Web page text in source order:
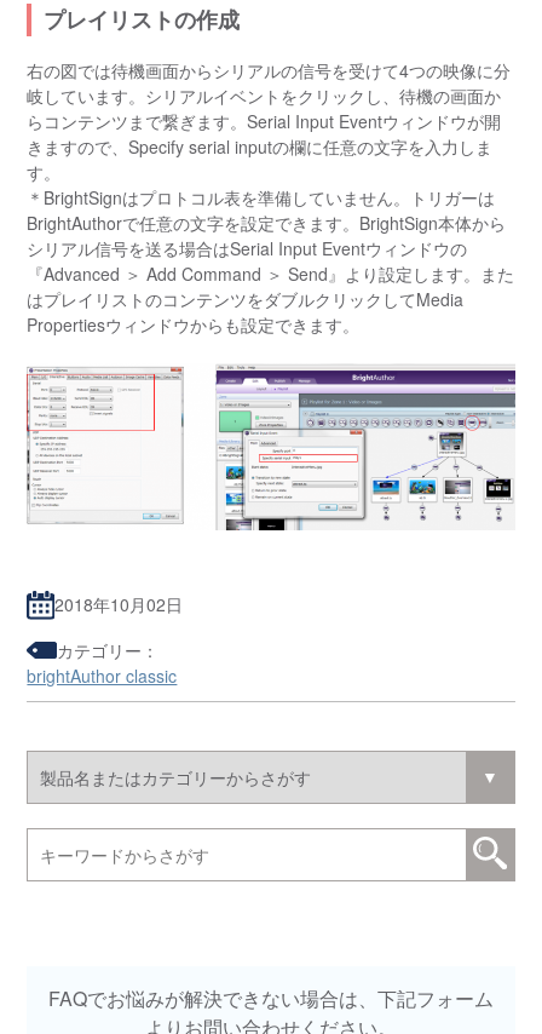
プレイリストの作成
右の図では待機画面からシリアルの信号を受けて4つの映像に分
岐しています。シリアルイベントをクリックし、待機の画面か
らコンテンツまで繋ぎます。Serial Input Eventウィンドウが開
きますので、Specify serial inputの欄に任意の文字を入力しま
す。
＊BrightSignはプロトコル表を準備していません。トリガーは
BrightAuthorで任意の文字を設定できます。BrightSign本体から
シリアル信号を送る場合はSerial Input Eventウィンドウの
『Advanced ＞ Add Command ＞ Send』より設定します。また
はプレイリストのコンテンツをダブルクリックしてMedia
Propertiesウィンドウからも設定できます。
2018年10月02日
カテゴリー：
brightAuthor classic
FAQでお悩みが解決できない場合は、下記フォーム
よりお問い合わせください。